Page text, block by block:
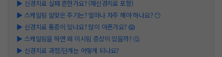
▶ 신경치료 실패 흔한가요? (재신경치료 포함)
▶ 스케일링 알맞은 주기는? 얼마나 자주 해야 하나요? 😶
▶ 신경치료 통증이 있나요? 많이 아픈가요? 😱
▶ 스케일링을 하면 왜 이시림 증상이 있을까? 🤔
▶ 신경치료 과정/단계는 어떻게 되나요?